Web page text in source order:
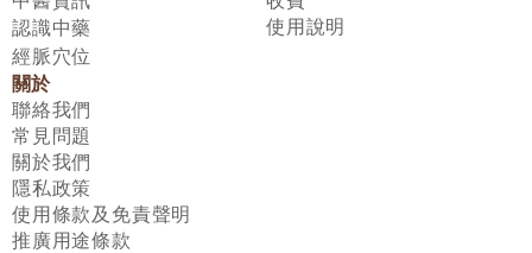
認識中藥
經脈穴位
使用說明
關於
聯絡我們
常見問題
關於我們
隱私政策
使用條款及免責聲明
推廣用途條款